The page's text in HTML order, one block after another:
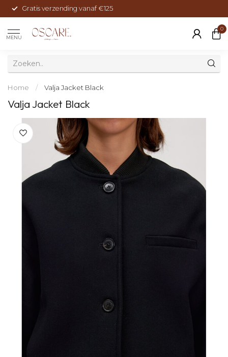
Gratis verzending vanaf €125
MENU
0
Home / Valja Jacket Black
Valja Jacket Black